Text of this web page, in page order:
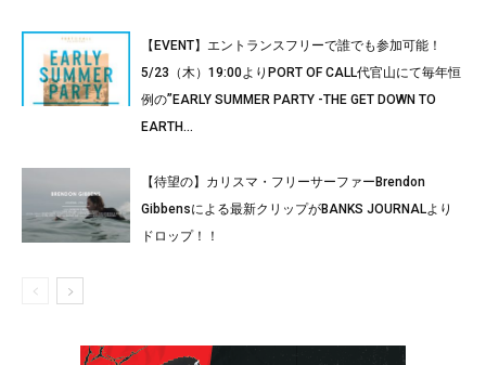
【EVENT】エントランスフリーで誰でも参加可能！
5/23（木）19:00よりPORT OF CALL代官山にて毎年恒
例の”EARLY SUMMER PARTY -THE GET DOWN TO
EARTH...
【待望の】カリスマ・フリーサーファーBrendon
Gibbensによる最新クリップがBANKS JOURNALより
ドロップ！！